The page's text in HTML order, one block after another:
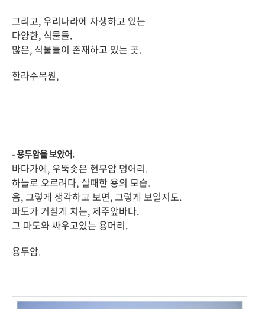
그리고, 우리나라에 자생하고 있는
다양한, 식물들.
많은, 식물들이 존재하고 있는 곳.
한라수목원,
- 용두암을 보았어.
바다가에, 우뚝솟은 현무암 덩어리.
하늘로 오르려다, 실패한 용의 모습.
음, 그렇게 생각하고 보면, 그렇게 보일지도.
파도가 거칠게 치는, 제주앞바다.
그 파도와 싸우고있는 용머리.
용두암.